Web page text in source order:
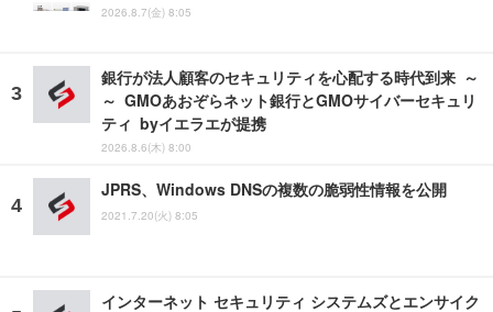
2026.8.7(金) 8:05
銀行が法人顧客のセキュリティを心配する時代到来 ～
～ GMOあおぞらネット銀行とGMOサイバーセキュリ
ティ byイエラエが提携
2026.8.6(木) 8:00
JPRS、Windows DNSの複数の脆弱性情報を公開
2021.7.20(火) 8:05
インターネット セキュリティ システムズとエンサイク